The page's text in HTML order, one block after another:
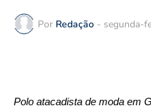
Por Redação - segunda-
Polo atacadista de moda em